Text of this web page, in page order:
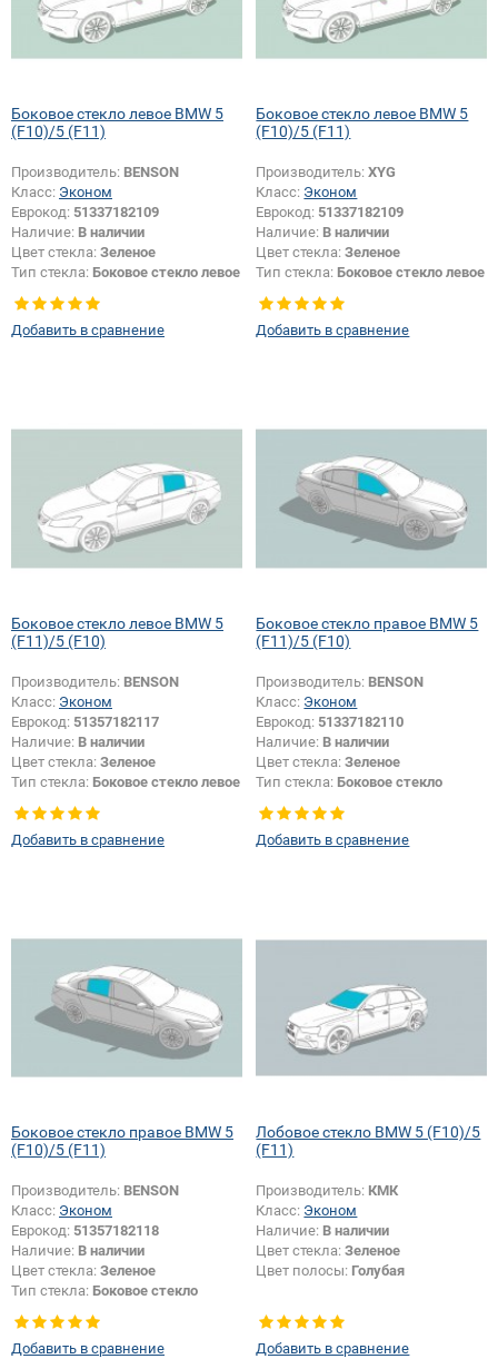
Боковое стекло левое BMW 5
(F10)/5 (F11)
Производитель: BENSON
Класс: Эконом
Еврокод: 51337182109
Наличие: В наличии
Цвет стекла: Зеленое
Тип стекла: Боковое стекло левое
Добавить в сравнение
Боковое стекло левое BMW 5
(F10)/5 (F11)
Производитель:XYG
Класс: Эконом
Еврокод: 51337182109
Наличие: В наличии
Цвет стекла:Зеленое
Тип стекла: Боковое стекло левое
Добавить в сравнение
Боковое стекло левое BMW 5
(F11)/5 (F10)
Производитель: BENSON
Класс: Эконом
Еврокод: 51357182117
Наличие: В наличии
Цвет стекла: Зеленое
Тип стекла: Боковое стекло левое
Добавить в сравнение
Боковое стекло правое BMW 5
(F11)/5 (F10)
Производитель: BENSON
Класс: Эконом
Еврокод: 51337182110
Наличие: В наличии
Цвет стекла:Зеленое
Тип стекла: Боковое стекло
Добавить в сравнение
Боковое стекло правое BMW 5
(F10)/5 (F11)
Производитель: BENSON
Класс: Эконом
Еврокод: 51357182118
Наличие: В наличии
Цвет стекла: Зеленое
Тип стекла: Боковое стекло
правое
Добавить в сравнение
Лобовое стекло BMW 5 (F10)/5
(F11)
Производитель: КМК
Класс: Эконом
Наличие: В наличии
Цвет стекла:Зеленое
Цвет полосы: Голубая
Добавить в сравнение